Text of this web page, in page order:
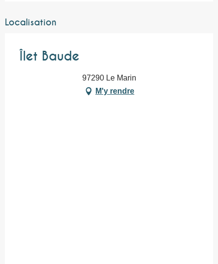
Localisation
Îlet Baude
97290 Le Marin
M'y rendre